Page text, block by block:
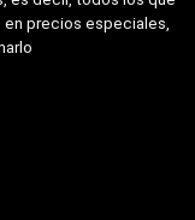
precios especiales,